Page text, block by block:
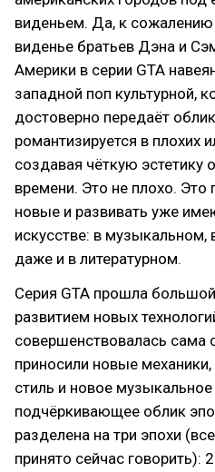
виденьем. Да, к сожалению
виденье братьев Дэна и
Америки в серии GTA
западной поп культурной,
достоверно передаёт
романтизируется в плохих
создавая чёткую эстетику
времени. Это не плохо. Это
новые и развивать уже
искусстве: в
даже и в литературном.
Серия GTA прошла
развитием новых
совершенствовалась сама
приносили новые
стиль и новое
подчёркивающее облик
разделена на три эпохи
принято сейчас говорить):